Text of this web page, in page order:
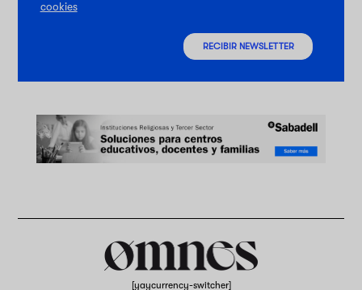
cookies
RECIBIR NEWSLETTER
[yaycurrency-switcher]